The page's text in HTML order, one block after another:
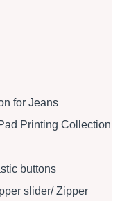
for Jeans
Printing Collection
buttons
slider/ Zipper